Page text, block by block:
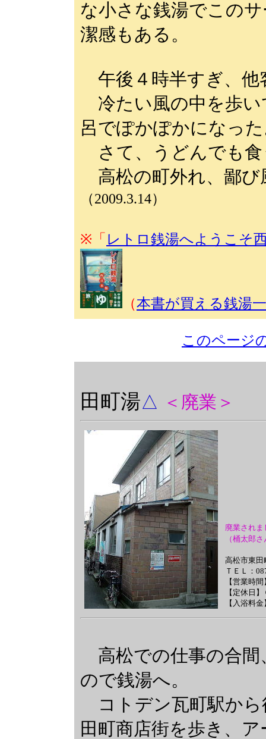
な小さな銭湯でこの
潔感もある。
午後４時半すぎ、他
冷たい風の中を歩い
呂でぽかぽかになっ
さて、うどんでも食
高松の町外れ、鄙
（2009.3.14）
※「 レトロ銭湯へようこそ
（本書が買える銭湯
このページ
田町湯△ ＜廃業＞
廃業されま
（桶太郎
高松市東田
ＴＥＬ：
【営業時
【定休日
【入浴料
高松での仕事の合間
ので銭湯へ。
コトデン瓦町駅から
田町商店街を歩き、